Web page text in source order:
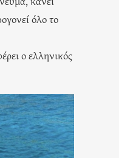
όλο το
ο ελληνικός